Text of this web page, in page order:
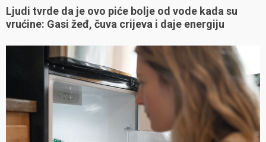
Ljudi tvrde da je ovo piće bolje od vode kada su
vrućine: Gasi žeđ, čuva crijeva i daje energiju